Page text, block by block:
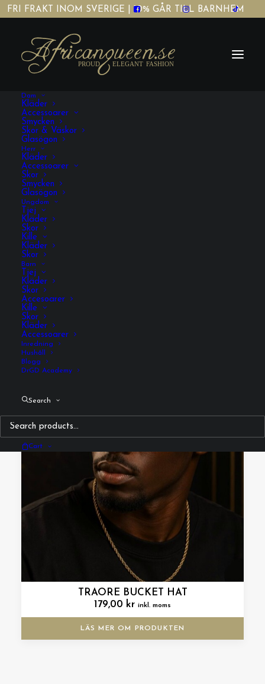
FRI FRAKT INOM SVERIGE | 10% GÅR TILL BARNHEM
Dam
Kläder
Accessoarer
Smycken
Skor & Väskor
Glasögon
Herr
Kläder
Accessoarer
Skor
Smycken
Glasögon
Ungdom
Tjej
Kläder
Skor
Kille
Kläder
Skor
Barn
Tjej
Kläder
Skor
Accesoarer
Kille
Skor
Kläder
Accessoarer
Inredning
Hushåll
Blogg
DrGD Academy
Search
Cart
hinkhattar Burkina
TRAORE BUCKET HAT
179,00 kr inkl. moms
LÄS MER OM PRODUKTEN